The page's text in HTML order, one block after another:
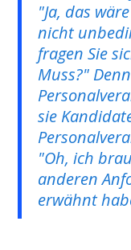
"Ja, das
nicht
fragen Sie
Muss?"
sie
"Oh, ich
anderen
erwähnt